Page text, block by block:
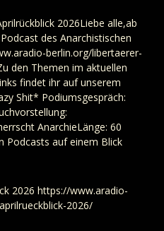
2026Liebe alle,ab
des Anarchistischen
berlin.org/libertaerer-
den Themen im aktuellen
findet ihr auf unserem
Shit* Podiumsgespräch:
AnarchieLänge: 60
Podcasts auf einem Blick
2026 https://www.aradio-
2026/